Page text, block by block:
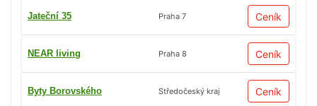
Jateční 35 Praha 7 Ceník
NEAR living Praha 8 Ceník
Byty Borovského Středočeský kraj Ceník